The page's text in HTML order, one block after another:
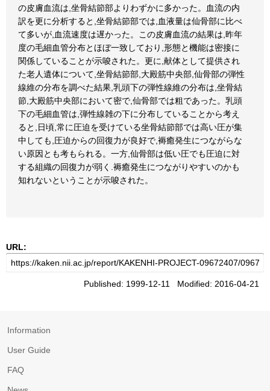
の皮膚血流は,坐骨結節部よりわずかに多かった。血流の内
訳を更に分析すると,坐骨結節部では,血液量は仙骨部に比べ
て多いが,血流速度は遅かった。この皮膚血流の結果は,昨年
度の毛細血管分布とほぼ一致しており,形態と機能は密接に
関係していることが示唆された。更に,献体として提供され
た老人遺体について,坐骨結節部,大殿筋中央部,仙骨部の弾性
線維の分布を調べた結果,乳頭下の弾性線維の分布は,坐骨結
節,大殿筋中央部において密で,仙骨部では粗であった。乳頭
下の毛細血管は,弾性線雑の下に分布していることから考え
ると,日頃,常に圧迫を受けている坐骨結節部では高い圧が集
中しても,圧迫からの回復力が良好で,褥癒発生につながらな
い原因とも考もられる。一方,仙骨部は低い圧でも圧迫に対
する組織の回復力が弱く.褥癒発生につながりやすいのかも
知れないということが示唆された。
URL:
Published: 1999-12-11 Modified: 2016-04-21
Information
User Guide
FAQ